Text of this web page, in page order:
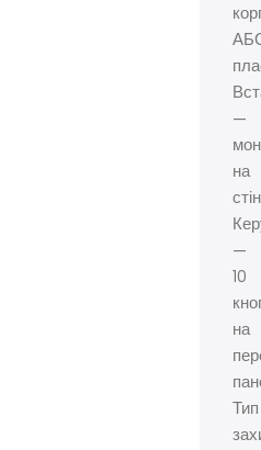
—
на
—
10
на
Тип